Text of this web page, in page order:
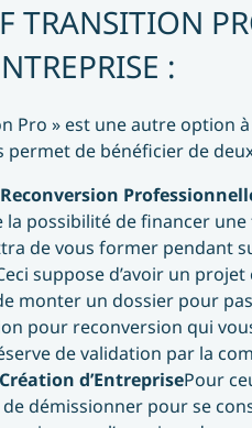
TRANSITION
:
Pro » est une autre option
permet de bénéficier de
la possibilité de financer
de vous former pendant
suppose d’avoir un
monter un dossier pour
pour reconversion qui
de validation par la
d’EntreprisePour
démissionner pour se